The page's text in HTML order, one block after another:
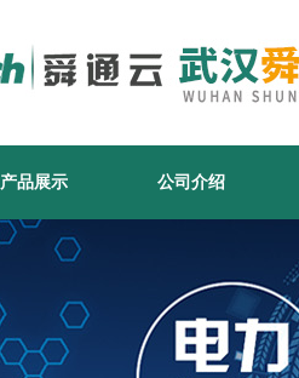
产品展示 公司介绍